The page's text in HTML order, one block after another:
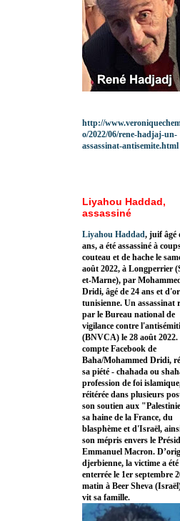
http://
o/2022/06/rene-hadjaj-un-
assassinat-antisemite.html
Liyahou Haddad,
assassiné
Liyahou Haddad, juif âgé
ans, a été assassiné à
couteau et de hache le
août 2022, à Longperrier
et-Marne), par
Dridi, âgé de 24 ans et
tunisienne. Un assassinat
par le Bureau national de
vigilance contre
(BNVCA) le 28 août 2022.
compte Facebook de
Baha/Mohammed Dridi,
sa piété - chahada ou
profession de foi
réitérée dans plusieurs
son soutien aux
sa haine de la France, du
blasphème et d'Israël,
son mépris envers le
Emmanuel Macron.
djerbienne, la victime a été
enterrée le 1er septembre
matin à Beer Sheva
vit sa famille.